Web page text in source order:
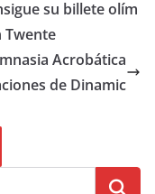
su billete olím
Twente
Acrobática
de Dinamic